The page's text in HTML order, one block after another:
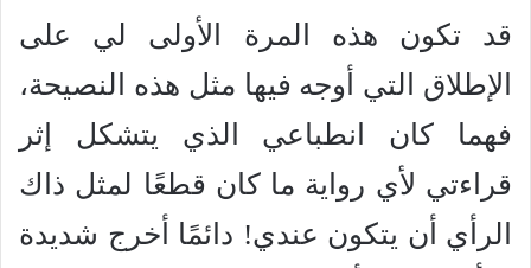
قد تكون هذه المرة الأولى لي على
الإطلاق التي أوجه فيها مثل هذه النصيحة،
فهما كان انطباعي الذي يتشكل إثر
قراءتي لأي رواية ما كان قطعًا لمثل ذاك
الرأي أن يتكون عندي! دائمًا أخرج شديدة